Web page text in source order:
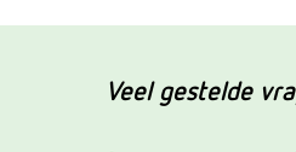
Veel gestelde